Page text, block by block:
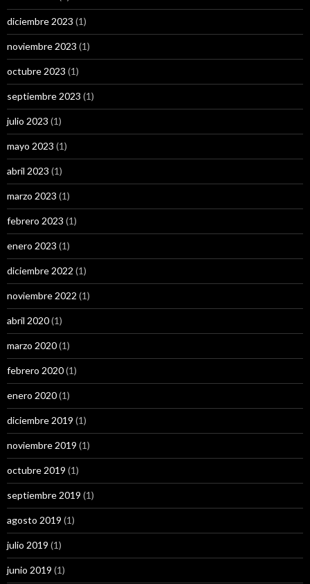
diciembre 2023 (1)
noviembre 2023 (1)
octubre 2023 (1)
septiembre 2023 (1)
julio 2023 (1)
mayo 2023 (1)
abril 2023 (1)
marzo 2023 (1)
febrero 2023 (1)
enero 2023 (1)
diciembre 2022 (1)
noviembre 2022 (1)
abril 2020(1)
marzo 2020(1)
febrero 2020(1)
enero 2020(1)
diciembre 2019 (1)
noviembre 2019 (1)
octubre 2019 (1)
septiembre 2019 (1)
agosto 2019 (1)
julio 2019 (1)
junio 2019 (1)